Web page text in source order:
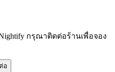
กรุณาติดต่อร้านเพื่อจอง
อ